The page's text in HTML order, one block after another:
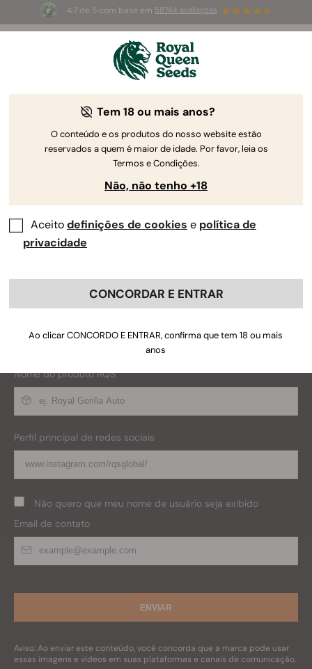
4.7 de 5 com base em 58744 avaliações
Power to the Grower
Mostre seus resultados com produtos RQS e apareça no
nosso site
Carregue seus arquivos aqui
PNG, JPG, WEBP or MP4 (total max. 20MB, up to 5 files)
Os nomes dos arquivos devem idealmente ter esta estrutura:
StrainName_Username_SocialName_001.jpg
Nome do produto RQS
Perfil principal de redes sociais
Não quero que meu nome de usuário seja exibido
Email de contato
ENVIAR
Aviso: Ao enviar este conteúdo, você concorda que a marca pode usar
essas imagens e vídeos em suas plataformas e canais de comunicação.
Tem 18 ou mais anos?
O conteúdo e os produtos do nosso website estão
reservados a quem é maior de idade. Por favor, leia os
Termos e Condições.
Não, não tenho +18
Aceitodefinições de cookies e política de
privacidade
CONCORDAR E ENTRAR
Ao clicar CONCORDO E ENTRAR, confirma que tem 18 ou mais
anos